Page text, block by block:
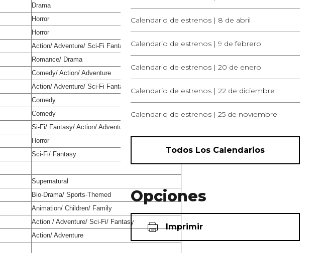
Drama
Horror
Horror
Action/ Adventure/ Sci‐Fi Fantasy
Romance/ Drama
Comedy/ Action/ Adventure
Action/ Adventure/ Sci‐Fi Fantasy
Comedy
Comedy
Si-Fi/ Fantasy/ Action/ Adventure
Horror
Sci-Fi/ Fantasy
Supernatural
Bio-Drama/ Sports-Themed
Animation/ Children/ Family
Action / Adventure/ Sci‐Fi/ Fantasy
Action/ Adventure
Calendario de estrenos | 8 de abril
Calendario de estrenos | 9 de febrero
Calendario de estrenos | 20 de enero
Calendario de estrenos | 22 de diciembre
Calendario de estrenos | 25 de noviembre
Todos Los Calendarios
Opciones
Imprimir